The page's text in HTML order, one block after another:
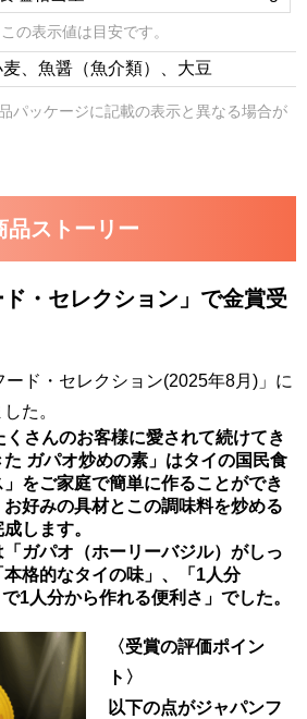
の表示値は目安です。
麦、魚醤（魚介類）、大豆
パッケージに記載の表示と異なる場合が
品ストーリー
ド・セレクション」で金賞受
ード・セレクション(2025年8月)」に
た。
さんのお客様に愛されて続けてき
ガパオ炒めの素」はタイの国民食
をご家庭で簡単に作ることができ
好みの具材とこの調味料を炒める
します。
ガパオ（ホーリーバジル）がしっ
格的なタイの味」、「1人分
1人分から作れる便利さ」でした。
〈受賞の評価ポイン
ト〉
以下の点がジャパンフ